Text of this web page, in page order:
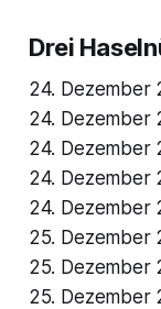
Drei
24. Dezember
24. Dezember
24. Dezember
24. Dezember
24. Dezember
25. Dezember
25. Dezember
25. Dezember